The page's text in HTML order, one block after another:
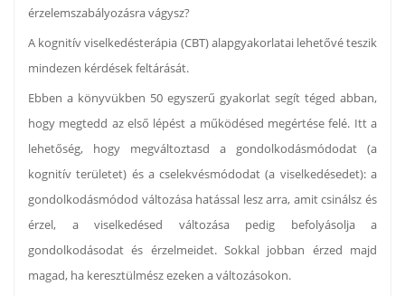
érzelemszabályozásra vágysz?
A kognitív viselkedésterápia (CBT) alapgyakorlatai lehetővé teszik
mindezen kérdések feltárását.
Ebben a könyvükben 50 egyszerű gyakorlat segít téged abban,
hogy megtedd az első lépést a működésed megértése felé. Itt a
lehetőség, hogy megváltoztasd a gondolkodásmódodat (a
kognitív területet) és a cselekvésmódodat (a viselkedésedet): a
gondolkodásmódod változása hatással lesz arra, amit csinálsz és
érzel, a viselkedésed változása pedig befolyásolja a
gondolkodásodat és érzelmeidet. Sokkal jobban érzed majd
magad, ha keresztülmész ezeken a változásokon.